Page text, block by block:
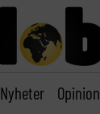
Nyheter Opinion